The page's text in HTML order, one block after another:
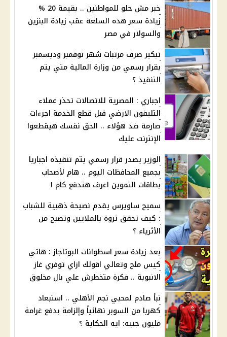
خبر مش حلو للمواطنين .. بقيمة 20 %
زيادة سعر هذه السلعة عقب زيادة البنزين
والسولار في مصر
تبكير صرف مرتبات شهر نوفمبر وديسمبر
بقرار رسمي من وزارة المالية متي يتم
التنفيذ ؟
اجباري : المصرية للاتصالات تحذر عملاء
التليفون الارضي قبل قطع الخدمة اجرءات
صارمة ضد هؤلاء .. الحق نفسك هيقطعوا
الإنترنت عليك
الوزير يصدر قرار رسمي يتم تنفيذه اجباريا
بجميع المحافظات اليوم .. هام لأصحاب
بطاقات التموين اعرف هتدفع كام !
سميح ساويرس يقدم نصيحة ذهبية للشباب
: كيف تحقق ثروة بالملايين وتصبح من
الأثرياء ؟
بعد زيادة سعر اسطوانات البوتاجاز : هاتي
كيس ملح وتعالي اقولك ازاي توفري غاز
الانبوبة .. فكرة متخطرش علي بال مخلوق
نبأ صادم لمحبي نجم الأهلي .. استبعاد
كهربا من السوبر نهائياً وإلزامة بدفع غرامة
مليون جنيه: ايه الحكاية ؟